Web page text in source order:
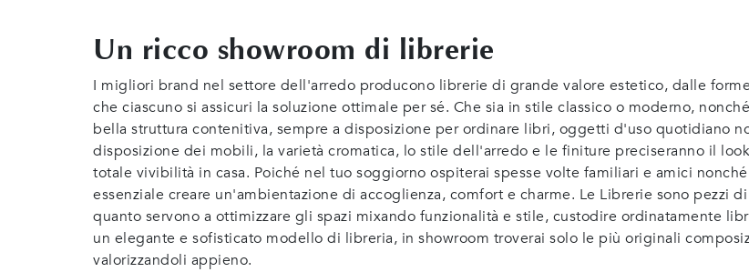
Un ricco showroom di librerie
I migliori brand nel settore dell'arredo producono librerie di grande valore estetico, dalle
che ciascuno si assicuri la soluzione ottimale per sé. Che sia in stile classico o moderno,
bella struttura contenitiva, sempre a disposizione per ordinare libri, oggetti d'uso quotidiano
disposizione dei mobili, la varietà cromatica, lo stile dell'arredo e le finiture preciseranno il
totale vivibilità in casa. Poiché nel tuo soggiorno ospiterai spesse volte familiari e amici
essenziale creare un'ambientazione di accoglienza, comfort e charme. Le Librerie sono pezzi
quanto servono a ottimizzare gli spazi mixando funzionalità e stile, custodire ordinatamente
un elegante e sofisticato modello di libreria, in showroom troverai solo le più originali
valorizzandoli appieno.